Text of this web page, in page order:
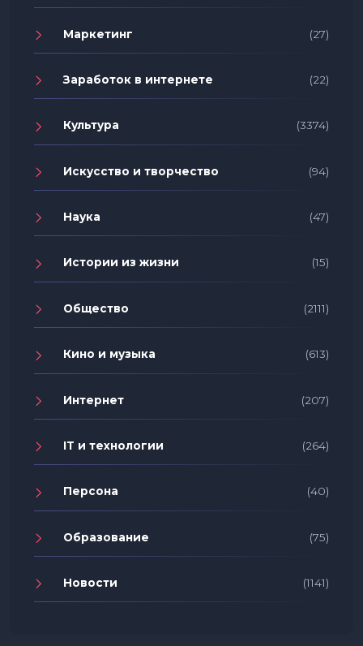
Маркетинг (27)
Заработок в интернете (22)
Культура (3374)
Искусство и творчество (94)
Наука (47)
Истории из жизни (15)
Общество (2111)
Кино и музыка (613)
Интернет (207)
IT и технологии (264)
Персона (40)
Образование (75)
Новости (1141)